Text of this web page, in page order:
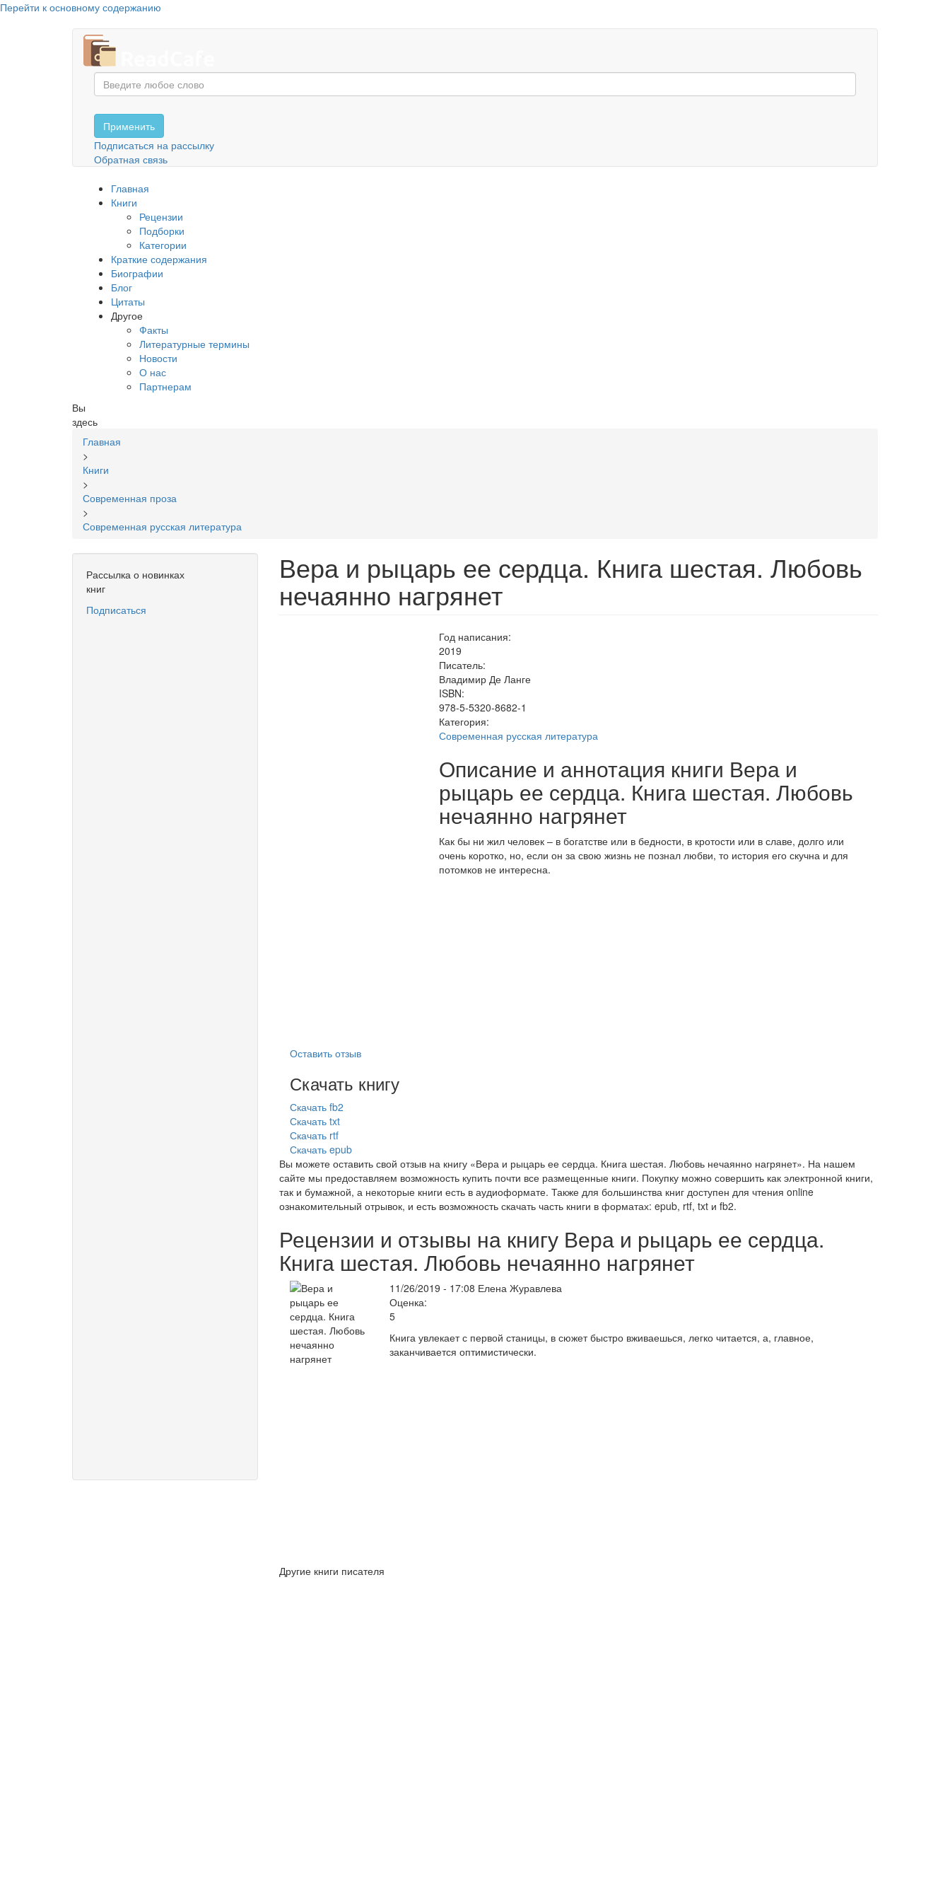
Перейти к основному содержанию
Применить
Подписаться на рассылку
Обратная связь
Главная
Книги
Рецензии
Подборки
Категории
Краткие содержания
Биографии
Блог
Цитаты
Другое
Факты
Литературные термины
Новости
О нас
Партнерам
Вы
здесь
Главная
>
Книги
>
Современная проза
>
Современная русская литература
Рассылка о новинках
книг
Подписаться
Вера и рыцарь ее сердца. Книга шестая. Любовь
нечаянно нагрянет
Оставить отзыв
Скачать книгу
Скачать fb2
Скачать txt
Скачать rtf
Скачать epub
Год написания:
2019
Писатель:
Владимир Де Ланге
ISBN:
978-5-5320-8682-1
Категория:
Современная русская литература
Описание и аннотация книги Вера и
рыцарь ее сердца. Книга шестая. Любовь
нечаянно нагрянет
Как бы ни жил человек – в богатстве или в бедности, в кротости или в славе, долго или
очень коротко, но, если он за свою жизнь не познал любви, то история его скучна и для
потомков не интересна.
Вы можете оставить свой отзыв на книгу «Вера и рыцарь ее сердца. Книга шестая. Любовь нечаянно нагрянет». На нашем
сайте мы предоставляем возможность купить почти все размещенные книги. Покупку можно совершить как электронной книги,
так и бумажной, а некоторые книги есть в аудиоформате. Также для большинства книг доступен для чтения online
ознакомительный отрывок, и есть возможность скачать часть книги в форматах: epub, rtf, txt и fb2.
Рецензии и отзывы на книгу Вера и рыцарь ее сердца.
Книга шестая. Любовь нечаянно нагрянет
11/26/2019 - 17:08 Елена Журавлева
Оценка:
5
Книга увлекает с первой станицы, в сюжет быстро вживаешься, легко читается, а, главное,
заканчивается оптимистически.
Другие книги писателя